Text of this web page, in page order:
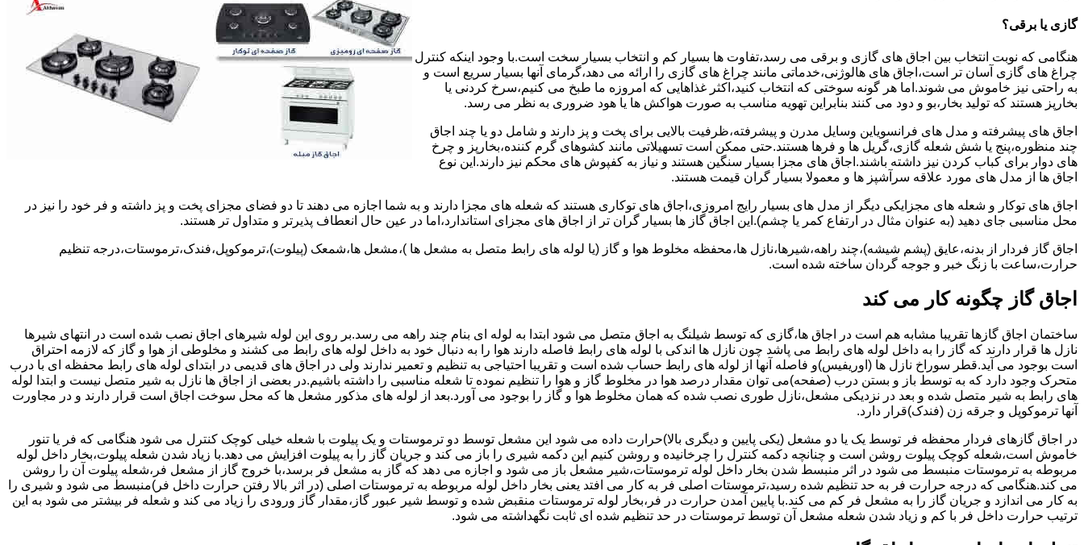
گازی یا برقی؟
هنگامی که نوبت انتخاب بین اجاق های گازی و برقی می رسد،تفاوت ها بسیار کم و انتخاب بسیار سخت است.با وجود اینکه کنترل
چراغ های گازی آسان تر است،اجاق های هالوژنی،خدماتی مانند چراغ های گازی را ارائه می دهد،گرمای آنها بسیار سریع است و
به راحتی نیز خاموش می شوند.اما هر گونه سوختی که انتخاب کنید،اکثر غذاهایی که امروزه ما طبخ می کنیم،سرخ کردنی یا
بخارپز هستند که تولید بخار،بو و دود می کنند بنابراین تهویه مناسب به صورت هواکش ها یا هود ضروری به نظر می رسد.
اجاق های پیشرفته و مدل های فرانسویاین وسایل مدرن و پیشرفته،ظرفیت بالایی برای پخت و پز دارند و شامل دو یا چند اجاق
چند منظوره،پنج یا شش شعله گازی،گریل ها و فرها هستند.حتی ممکن است تسهیلاتی مانند کشوهای گرم کننده،بخارپز و چرخ
های دوار برای کباب کردن نیز داشته باشند.اجاق های مجزا بسیار سنگین هستند و نیاز به کفپوش های محکم نیز دارند.این نوع
اجاق ها از مدل های مورد علاقه سرآشپز ها و معمولا بسیار گران قیمت هستند.
اجاق های توکار و شعله های مجزایکی دیگر از مدل های بسیار رایج امروزی،اجاق های توکاری هستند که شعله های مجزا دارند و به شما اجازه می دهند تا دو فضای مجزای پخت و پز داشته و فر خود را نیز در
محل مناسبی جای دهید (به عنوان مثال در ارتفاع کمر یا چشم).این اجاق گاز ها بسیار گران تر از اجاق های مجزای استاندارد،اما در عین حال انعطاف پذیرتر و متداول تر هستند.
اجاق گاز فردار از بدنه،عایق (پشم شیشه)،چند راهه،شیرها،نازل ها،محفظه مخلوط هوا و گاز (یا لوله های رابط متصل به مشعل ها )،مشعل ها،شمعک (پیلوت)،ترموکوپل،فندک،ترموستات،درجه تنظیم
حرارت،ساعت با زنگ خبر و جوجه گردان ساخته شده است.
اجاق گاز چگونه کار می کند
ساختمان اجاق گازها تقریبا مشابه هم است در اجاق ها،گازی که توسط شیلنگ به اجاق متصل می شود ابتدا به لوله ای بنام چند راهه می رسد.بر روی این لوله شیرهای اجاق نصب شده است در انتهای شیرها
نازل ها قرار دارند که گاز را به داخل لوله های رابط می پاشد چون نازل ها اندکی با لوله های رابط فاصله دارند هوا را به دنبال خود به داخل لوله های رابط می کشند و مخلوطی از هوا و گاز که لازمه احتراق
است بوجود می آید.قطر سوراخ نازل ها (اوریفیس)و فاصله آنها از لوله های رابط حساب شده است و تقریبا احتیاجی به تنظیم و تعمیر ندارند ولی در اجاق های قدیمی در ابتدای لوله های رابط محفظه ای با درب
متحرک وجود دارد که به توسط باز و بستن درب (صفحه)می توان مقدار درصد هوا در مخلوط گاز و هوا را تنظیم نموده تا شعله مناسبی را داشته باشیم.در بعضی از اجاق ها نازل به شیر متصل نیست و ابتدا لوله
های رابط به شیر متصل شده و بعد در نزدیکی مشعل،نازل طوری نصب شده که همان مخلوط هوا و گاز را بوجود می آورد.بعد از لوله های مذکور مشعل ها که محل سوخت اجاق است قرار دارند و در مجاورت
آنها ترموکوپل و جرقه زن (فندک)قرار دارد.
در اجاق گازهای فردار محفظه فر توسط یک یا دو مشعل (یکی پایین و دیگری بالا)حرارت داده می شود این مشعل توسط دو ترموستات و یک پیلوت با شعله خیلی کوچک کنترل می شود هنگامی که فر یا تنور
خاموش است،شعله کوچک پیلوت روشن است و چنانچه دکمه کنترل را چرخانیده و روشن کنیم این دکمه شیری را باز می کند و جریان گاز را به پیلوت افزایش می دهد.با زیاد شدن شعله پیلوت،بخار داخل لوله
مربوطه به ترموستات منبسط می شود در اثر منبسط شدن بخار داخل لوله ترموستات،شیر مشعل باز می شود و اجازه می دهد که گاز به مشعل فر برسد،با خروج گاز از مشعل فر،شعله پیلوت آن را روشن
می کند.هنگامی که درجه حرارت فر به حد تنظیم شده رسید،ترموستات اصلی فر به کار می افتد یعنی بخار داخل لوله مربوطه به ترموستات اصلی (در اثر بالا رفتن حرارت داخل فر)منبسط می شود و شیری را
به کار می اندازد و جریان گاز را به مشعل فر کم می کند.با پایین آمدن حرارت در فر،بخار لوله ترموستات منقبض شده و توسط شیر عبور گاز،مقدار گاز ورودی را زیاد می کند و شعله فر بیشتر می شود به این
ترتیب حرارت داخل فر با کم و زیاد شدن شعله مشعل آن توسط ترموستات در حد تنظیم شده ای ثابت نگهداشته می شود.